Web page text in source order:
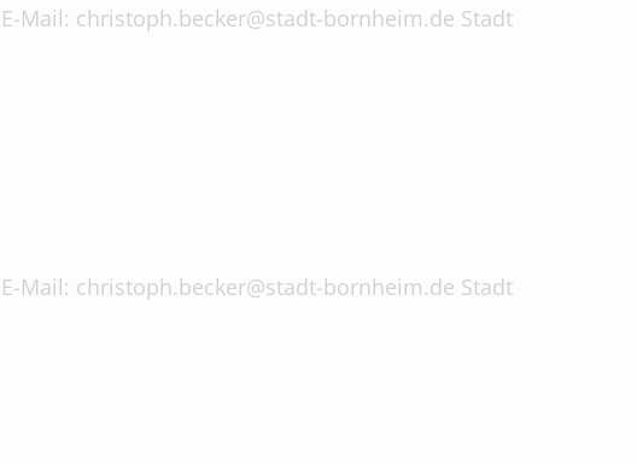
Mail: christoph.becker@stadt-bornheim.de Stadt
Mail: christoph.becker@stadt-bornheim.de Stadt